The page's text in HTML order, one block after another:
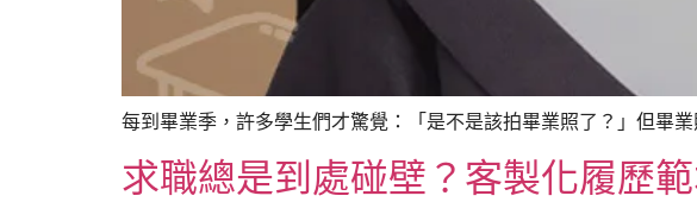
每到畢業季，許多學生們才驚覺：「是不是該拍畢業照了？」但畢
求職總是到處碰壁？客製化履歷